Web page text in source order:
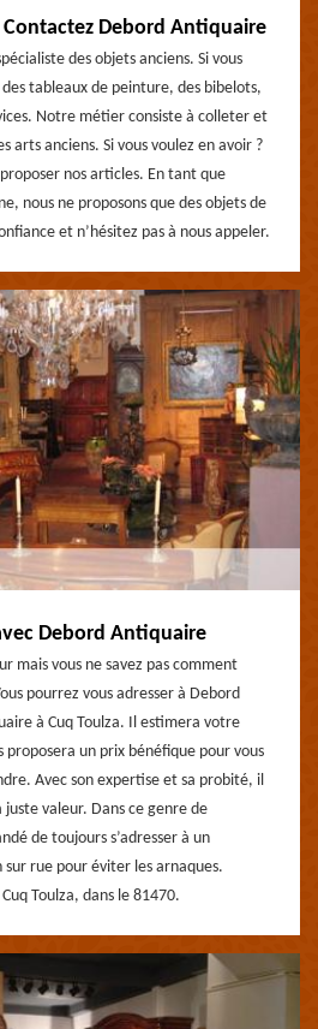
Contactez Debord Antiquaire
des objets anciens. Si vous
tableaux de peinture, des bibelots,
Notre métier consiste à colleter et
arts anciens. Si vous voulez en avoir ?
nos articles. En tant que
nous ne proposons que des objets de
et n’hésitez pas à nous appeler.
Debord Antiquaire
mais vous ne savez pas comment
pourrez vous adresser à Debord
à Cuq Toulza. Il estimera votre
un prix bénéfique pour vous
Avec son expertise et sa probité, il
valeur. Dans ce genre de
de toujours s’adresser à un
rue pour éviter les arnaques.
Toulza, dans le 81470.